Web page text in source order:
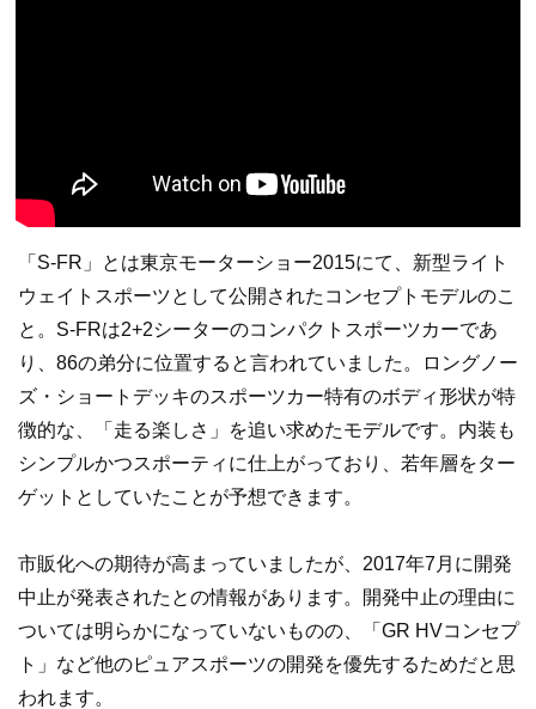
「S-FR」とは東京モーターショー2015にて、新型ライト
ウェイトスポーツとして公開されたコンセプトモデルのこ
と。S-FRは2+2シーターのコンパクトスポーツカーであ
り、86の弟分に位置すると言われていました。ロングノー
ズ・ショートデッキのスポーツカー特有のボディ形状が特
徴的な、「走る楽しさ」を追い求めたモデルです。内装も
シンプルかつスポーティに仕上がっており、若年層をター
ゲットとしていたことが予想できます。
市販化への期待が高まっていましたが、2017年7月に開発
中止が発表されたとの情報があります。開発中止の理由に
ついては明らかになっていないものの、「GR HVコンセプ
ト」など他のピュアスポーツの開発を優先するためだと思
われます。